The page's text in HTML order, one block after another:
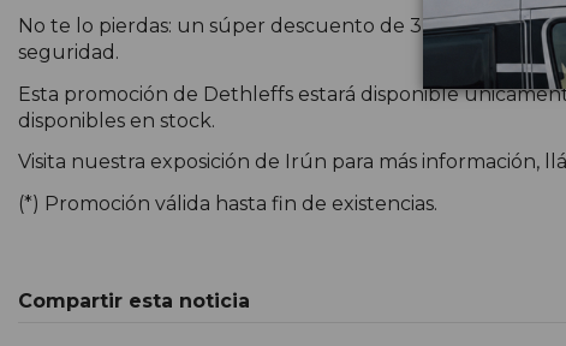
No te lo pierdas: un súper descuento de 3.000 € y la
seguridad.
Esta promoción de Dethleffs estará disponible
disponibles en stock.
Visita nuestra exposición de Irún para más información,
(*) Promoción válida hasta fin de existencias.
Compartir esta noticia